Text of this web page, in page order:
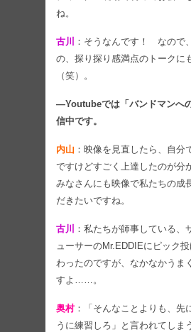
ね。
古川
：そうなんです！ なので
の、探り探り感満点のトークに
（笑）。
―Youtubeでは「バンドマンへ
信中です。
内山 ：映像を見直したら、自分
ですけどすごく上達したのが分
みなさんにも映像で私たちの成
だきたいですね。
古川
：私たちが師事している、
ューサーのMr.EDDIEにピック
わったのですが、なかなかうま
すよ……。
奥村：「そんなことよりも、先
うに練習しろ」と言われてしま